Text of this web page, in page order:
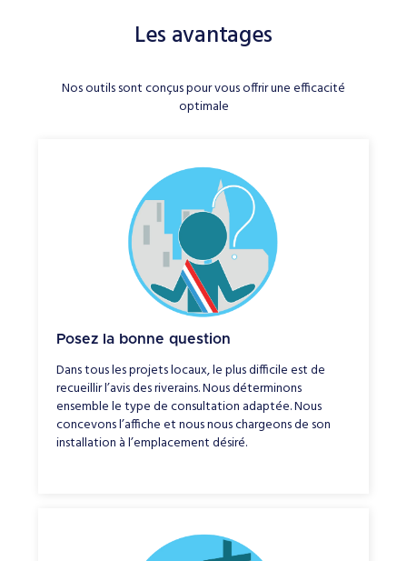
Les avantages
Nos outils sont conçus pour vous offrir une efficacité
optimale
Posez la bonne question
Dans tous les projets locaux, le plus difficile est de
recueillir l’avis des riverains. Nous déterminons
ensemble le type de consultation adaptée. Nous
concevons l’affiche et nous nous chargeons de son
installation à l’emplacement désiré.